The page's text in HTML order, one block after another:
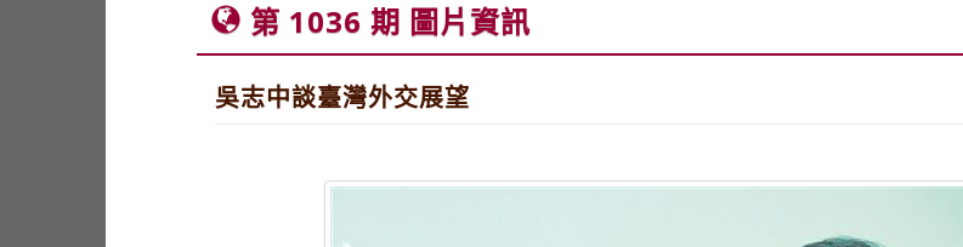
第 1036 期 圖片資訊
吳志中談臺灣外交展望